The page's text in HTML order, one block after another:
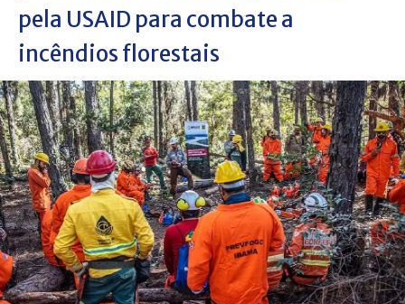
pela USAID para combate a
incêndios florestais